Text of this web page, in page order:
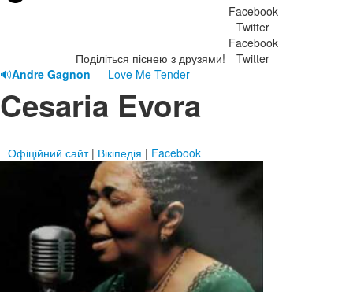
Поділіться піснею з друзями!
Facebook
Twitter
Facebook
Twitter
🔊Andre Gagnon — Love Me Tender
Cesaria Evora
Офіційний сайт| Вікіпедія | Facebook